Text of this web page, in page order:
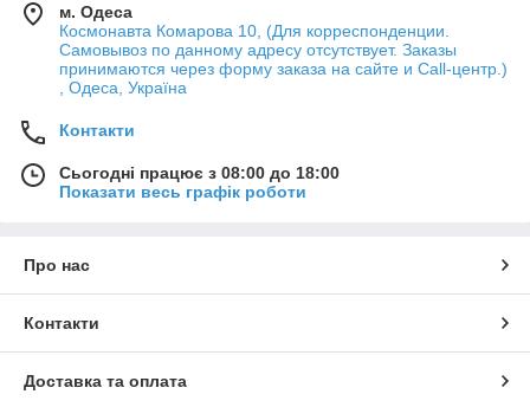
м. Одеса
Космонавта Комарова 10, (Для корреспонденции.
Самовывоз по данному адресу отсутствует. Заказы
принимаются через форму заказа на сайте и Call-центр.)
, Одеса, Україна
Контакти
Сьогодні працює з 08:00 до 18:00
Показати весь графік роботи
Про нас
Контакти
Доставка та оплата